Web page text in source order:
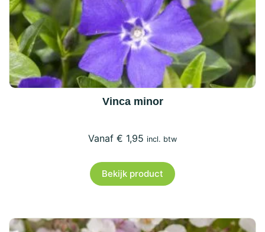
Vinca minor
€ 1,95 incl. btw
Bekijk product